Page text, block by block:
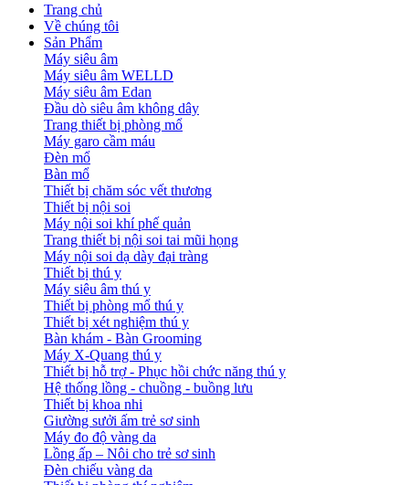
Trang chủ
Về chúng tôi
Sản Phẩm
Máy siêu âm
Máy siêu âm WELLD
Máy siêu âm Edan
Đầu dò siêu âm không dây
Trang thiết bị phòng mổ
Máy garo cầm máu
Đèn mổ
Bàn mổ
Thiết bị chăm sóc vết thương
Thiết bị nội soi
Máy nội soi khí phế quản
Trang thiết bị nội soi tai mũi họng
Máy nội soi dạ dày đại tràng
Thiết bị thú y
Máy siêu âm thú y
Thiết bị phòng mổ thú y
Thiết bị xét nghiệm thú y
Bàn khám - Bàn Grooming
Máy X-Quang thú y
Thiết bị hỗ trợ - Phục hồi chức năng thú y
Hệ thống lồng - chuồng - buồng lưu
Thiết bị khoa nhi
Giường sưởi ấm trẻ sơ sinh
Máy đo độ vàng da
Lồng ấp – Nôi cho trẻ sơ sinh
Đèn chiếu vàng da